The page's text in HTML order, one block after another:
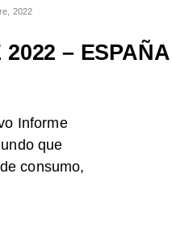
2022
– ESPAÑA
Informe
que
consumo,